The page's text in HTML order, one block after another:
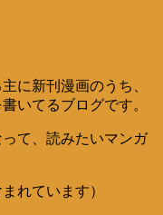
に新刊漫画のうち、
いてるブログです。
て、読みたいマンガ
れています）